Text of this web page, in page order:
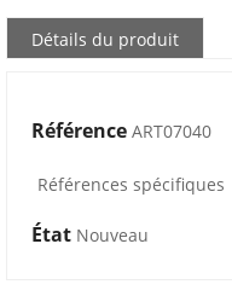
Détails du produit
Référence ART07040
Références spécifiques
État Nouveau